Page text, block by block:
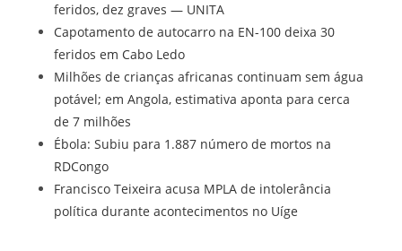
feridos, dez graves — UNITA
Capotamento de autocarro na EN-100 deixa 30
feridos em Cabo Ledo
Milhões de crianças africanas continuam sem água
potável; em Angola, estimativa aponta para cerca
de 7 milhões
Ébola: Subiu para 1.887 número de mortos na
RDCongo
Francisco Teixeira acusa MPLA de intolerância
política durante acontecimentos no Uíge